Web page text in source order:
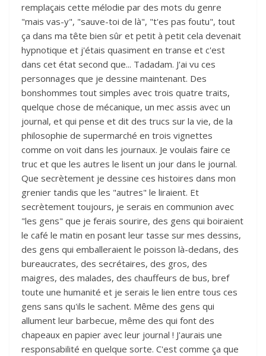
remplaçais cette mélodie par des mots du genre
"mais vas-y", "sauve-toi de là", "t'es pas foutu", tout
ça dans ma tête bien sûr et petit à petit cela devenait
hypnotique et j'étais quasiment en transe et c'est
dans cet état second que... Tadadam. J'ai vu ces
personnages que je dessine maintenant. Des
bonshommes tout simples avec trois quatre traits,
quelque chose de mécanique, un mec assis avec un
journal, et qui pense et dit des trucs sur la vie, de la
philosophie de supermarché en trois vignettes
comme on voit dans les journaux. Je voulais faire ce
truc et que les autres le lisent un jour dans le journal.
Que secrètement je dessine ces histoires dans mon
grenier tandis que les "autres" le liraient. Et
secrètement toujours, je serais en communion avec
"les gens" que je ferais sourire, des gens qui boiraient
le café le matin en posant leur tasse sur mes dessins,
des gens qui emballeraient le poisson là-dedans, des
bureaucrates, des secrétaires, des gros, des
maigres, des malades, des chauffeurs de bus, bref
toute une humanité et je serais le lien entre tous ces
gens sans qu'ils le sachent. Même des gens qui
allument leur barbecue, même des qui font des
chapeaux en papier avec leur journal ! J'aurais une
responsabilité en quelque sorte. C'est comme ça que